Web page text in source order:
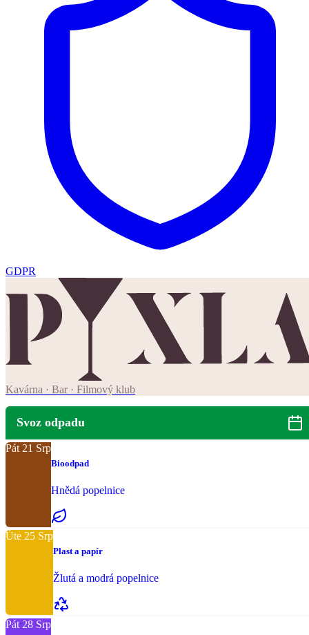
GDPR
Kavárna · Bar · Filmový klub
Svoz odpadu
Pát 21 Srp
Bioodpad
Hnědá popelnice
Úte 25 Srp
Plast a papír
Žlutá a modrá popelnice
Pát 28 Srp